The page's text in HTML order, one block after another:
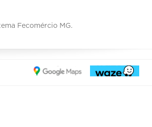
Fecomércio MG.